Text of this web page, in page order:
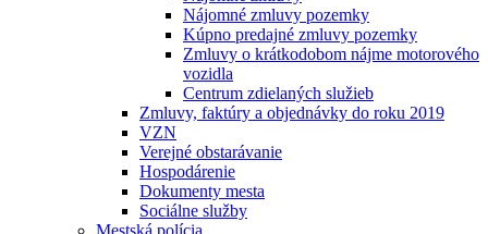
Nájomné zmluvy pozemky
Kúpno predajné zmluvy pozemky
Zmluvy o krátkodobom nájme motorového
vozidla
Centrum zdielaných služieb
Zmluvy, faktúry a objednávky do roku 2019
VZN
Verejné obstarávanie
Hospodárenie
Dokumenty mesta
Sociálne služby
Mestská polícia